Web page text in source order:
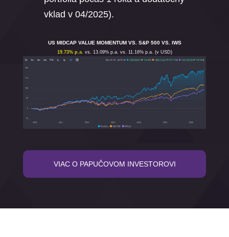
vklad v 04/2025).
US MIDCAP VALUE MOMENTUM VS. S&P 500 VS. IWS
19.73% p.a. vs. 13.09% p.a. vs. 11.16% p.a. (v USD)
VIAC O PAPUČOVOM INVESTOROVI